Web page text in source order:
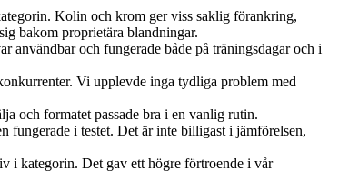
Kolin och krom ger viss saklig förankring,
bakom proprietära blandningar.
användbar och fungerade både på träningsdagar och i
Vi upplevde inga tydliga problem med
och formatet passade bra i en vanlig rutin.
fungerade i testet. Det är inte billigast i jämförelsen,
i kategorin. Det gav ett högre förtroende i vår